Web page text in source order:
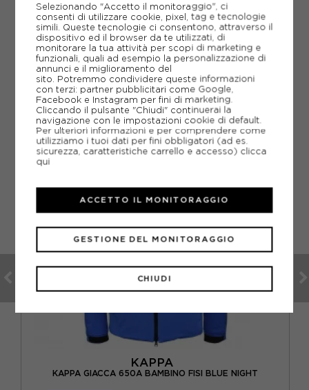
SCHEDA TECNICA
GUIDA ALLE TAGLIE
CONSIGLIATI DA NOI
KAPPA
KAPPA GIACCA 650A BAMBINO FISI BLUE NIGHT
Selezionando "Accetto il monitoraggio", ci
consenti di utilizzare cookie, pixel, tag e tecnologie
simili. Queste tecnologie ci consentono, attraverso il
dispositivo ed il browser da te utilizzati, di
monitorare la tua attività per scopi di marketing e
funzionali, quali ad esempio la personalizzazione di
annunci e il miglioramento del
sito. Potremmo condividere queste informazioni
con terzi: partner pubblicitari come Google,
Facebook e Instagram per fini di marketing.
Cliccando il pulsante "Chiudi" continuerai la
navigazione con le impostazioni cookie di default.
Per ulteriori informazioni e per comprendere come
utilizziamo i tuoi dati per fini obbligatori (ad es.
sicurezza, caratteristiche carrello e accesso) clicca
qui
CHIUDI
GESTIONE DEL MONITORAGGIO
ACCETTO IL MONITORAGGIO